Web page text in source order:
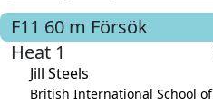
F11 60 m Försök
Heat 1
Jill Steels
British International School of